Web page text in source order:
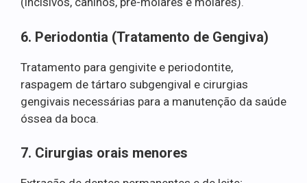
6. Periodontia (Tratamento de Gengiva)
Tratamento para gengivite e periodontite,
raspagem de tártaro subgengival e cirurgias
gengivais necessárias para a manutenção da saúde
óssea da boca.
7. Cirurgias orais menores